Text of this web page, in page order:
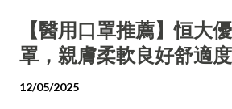
【醫用口罩推薦】恒大
罩，親膚柔軟良好舒適度
12/05/2025